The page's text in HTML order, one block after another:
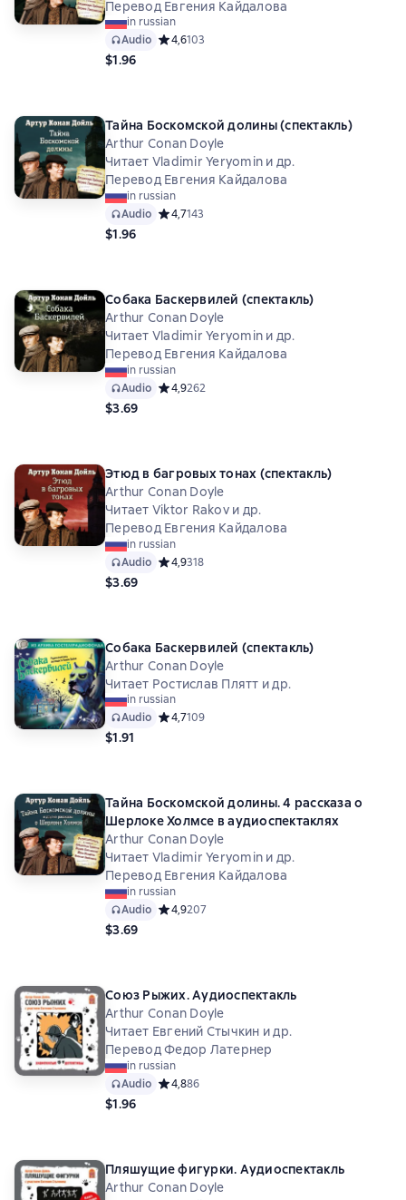
Перевод Евгения Кайдалова
in russian
Audio Средний рейтинг 4,6 на основе 103 оценок
4,6103
$1.96
Тайна Боскомской долины (спектакль)
Arthur Conan Doyle
Читает Vladimir Yeryomin и др.
Перевод Евгения Кайдалова
in russian
Audio Средний рейтинг 4,7 на основе 143 оценок
4,7143
$1.96
Собака Баскервилей (спектакль)
Arthur Conan Doyle
Читает Vladimir Yeryomin и др.
Перевод Евгения Кайдалова
in russian
Audio Средний рейтинг 4,9 на основе 262 оценок
4,9262
$3.69
Этюд в багровых тонах (спектакль)
Arthur Conan Doyle
Читает Viktor Rakov и др.
Перевод Евгения Кайдалова
in russian
Audio Средний рейтинг 4,9 на основе 318 оценок
4,9318
$3.69
Собака Баскервилей (спектакль)
Arthur Conan Doyle
Читает Ростислав Плятт и др.
in russian
Audio Средний рейтинг 4,7 на основе 109 оценок
4,7109
$1.91
Тайна Боскомской долины. 4 рассказа о
Шерлоке Холмсе в аудиоспектаклях
Arthur Conan Doyle
Читает Vladimir Yeryomin и др.
Перевод Евгения Кайдалова
in russian
Audio Средний рейтинг 4,9 на основе 207 оценок
4,9207
$3.69
Союз Рыжих. Аудиоспектакль
Arthur Conan Doyle
Читает Евгений Стычкин и др.
Перевод Федор Латернер
in russian
Audio Средний рейтинг 4,8 на основе 86 оценок
4,886
$1.96
Пляшущие фигурки. Аудиоспектакль
Arthur Conan Doyle